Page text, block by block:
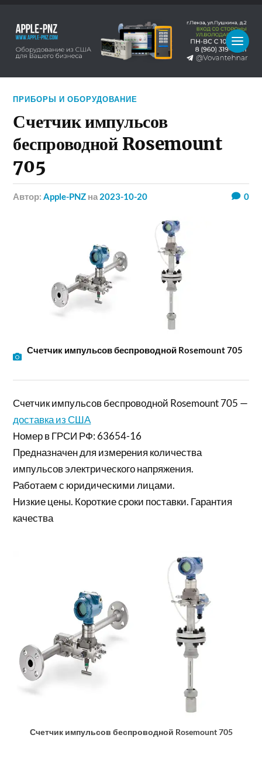
ПРИБОРЫ И ОБОРУДОВАНИЕ
Счетчик импульсов
беспроводной Rosemount
705
Автор:Apple-PNZ на 2023-10-20 0
Счетчик импульсов беспроводной Rosemount 705
Счетчик импульсов беспроводной Rosemount 705 —
доставка из США
Номер в ГРСИ РФ: 63654-16
Предназначен для измерения количества
импульсов электрического напряжения.
Работаем с юридическими лицами.
Низкие цены. Короткие сроки поставки. Гарантия
качества
Счетчик импульсов беспроводной Rosemount 705